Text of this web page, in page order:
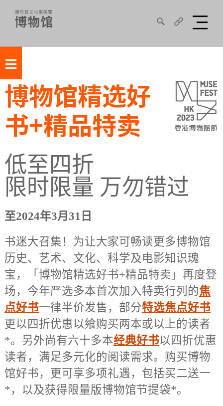
≡
博物馆精选好
书+精品特卖
低至四折
限时限量 万勿错过
至2024年3月31日
书迷大召集！为让大家可畅读更多博物馆
历史、艺术、文化、科学及电影知识瑰
宝，「博物馆精选好书+精品特卖」再度登
场，今年严选多本首次加入特卖行列的焦
点好书一律半价发售，部分特选焦点好书
更以四折优惠以飨购买两本或以上的读者
*。另外尚有六十多本经典好书以四折优惠
读者，满足多元化的阅读需求。购买博物
馆好书，更可享多项礼遇，包括买二送一
*，以及获得限量版博物馆节提袋*。